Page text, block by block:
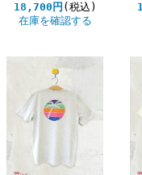
18,700円 (税込)
在庫を確認する